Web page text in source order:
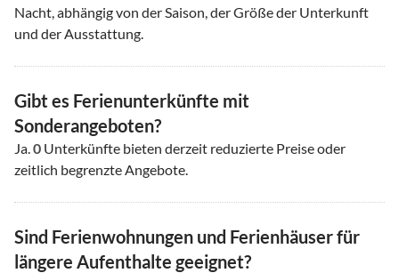
Nacht, abhängig von der Saison, der Größe der Unterkunft
und der Ausstattung.
Gibt es Ferienunterkünfte mit
Sonderangeboten?
Ja. 0 Unterkünfte bieten derzeit reduzierte Preise oder
zeitlich begrenzte Angebote.
Sind Ferienwohnungen und Ferienhäuser für
längere Aufenthalte geeignet?